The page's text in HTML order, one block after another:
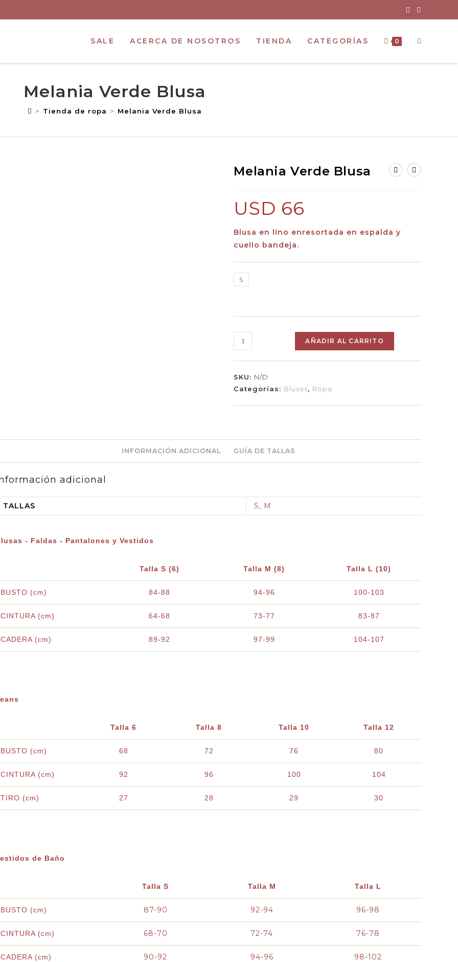
SALE ACERCA DE NOSOTROS TIENDA CATEGORÍAS 0
Melania Verde Blusa
> Tienda de ropa > Melania Verde Blusa
Melania Verde Blusa
USD 66
Blusa en lino enresortada en espalda y
cuello bandeja.
S
AÑADIR AL CARRITO
SKU: N/D
Categorías: Blusas, Ropa
INFORMACIÓN ADICIONAL GUÍA DE TALLAS
adicional
TALLAS S, M
- Faldas - Pantalones y Vestidos
Talla S (6) Talla M (8) Talla L (10)
BUSTO (cm) 84-88 94-96 100-103
CINTURA (cm) 64-68 73-77 83-87
CADERA (cm) 89-92 97-99 104-107
Talla 6 Talla 8 Talla 10 Talla 12
BUSTO (cm) 68 72 76 80
CINTURA (cm) 92 96 100 104
TIRO (cm) 27 28 29 30
de Baño
Talla S Talla M Talla L
BUSTO (cm) 87-90 92-94 96-98
CINTURA (cm) 68-70 72-74 76-78
CADERA (cm) 90-92 94-96 98-102